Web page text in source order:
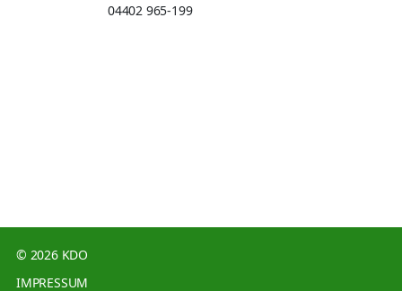
04402 965-199
© 2026 KDO
IMPRESSUM